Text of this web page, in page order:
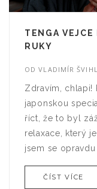
TENGA VEJCE
RUKY
ODVLADIMÍR
Zdravím, chlapi!
japonskou
říct, že to byl
relaxace, který
jsem se
Tenga vejce
ČÍST VÍCE